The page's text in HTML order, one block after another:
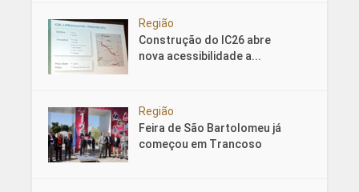
Região
Construção do IC26 abre
nova acessibilidade a...
Região
Feira de São Bartolomeu já
começou em Trancoso